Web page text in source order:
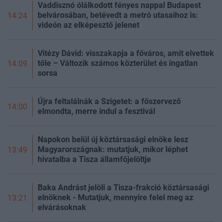
14:24
Vaddisznó ólálkodott fényes nappal Budapest
belvárosában, betévedt a metró utasaihoz is:
videón az elképesztő jelenet
14:09
Vitézy Dávid: visszakapja a főváros, amit elvettek
tőle – Változik számos közterület és ingatlan
sorsa
14:00
Újra feltalálnák a Szigetet: a főszervező
elmondta, merre indul a fesztivál
13:49
Napokon belül új köztársasági elnöke lesz
Magyarországnak: mutatjuk, mikor léphet
hivatalba a Tisza államfőjelöltje
13:21
Baka Andrást jelöli a Tisza-frakció köztársasági
elnöknek - Mutatjuk, mennyire felel meg az
elvárásoknak